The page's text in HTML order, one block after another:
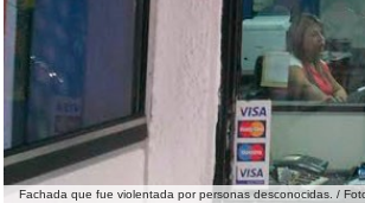
Fachada que fue violentada por personas desconocidas. /